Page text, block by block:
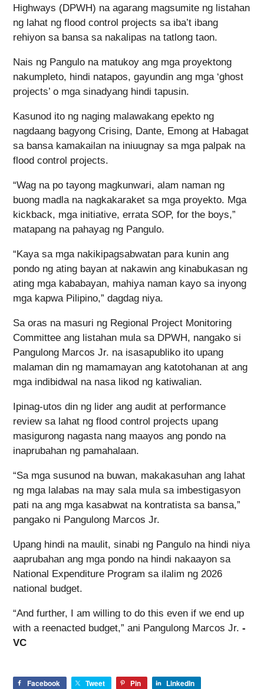
Highways (DPWH) na agarang magsumite ng listahan
ng lahat ng flood control projects sa iba’t ibang
rehiyon sa bansa sa nakalipas na tatlong taon.
Nais ng Pangulo na matukoy ang mga proyektong
nakumpleto, hindi natapos, gayundin ang mga ‘ghost
projects’ o mga sinadyang hindi tapusin.
Kasunod ito ng naging malawakang epekto ng
nagdaang bagyong Crising, Dante, Emong at Habagat
sa bansa kamakailan na iniuugnay sa mga palpak na
flood control projects.
“Wag na po tayong magkunwari, alam naman ng
buong madla na nagkakaraket sa mga proyekto. Mga
kickback, mga initiative, errata SOP, for the boys,”
matapang na pahayag ng Pangulo.
“Kaya sa mga nakikipagsabwatan para kunin ang
pondo ng ating bayan at nakawin ang kinabukasan ng
ating mga kababayan, mahiya naman kayo sa inyong
mga kapwa Pilipino,” dagdag niya.
Sa oras na masuri ng Regional Project Monitoring
Committee ang listahan mula sa DPWH, nangako si
Pangulong Marcos Jr. na isasapubliko ito upang
malaman din ng mamamayan ang katotohanan at ang
mga indibidwal na nasa likod ng katiwalian.
Ipinag-utos din ng lider ang audit at performance
review sa lahat ng flood control projects upang
masigurong nagasta nang maayos ang pondo na
inaprubahan ng pamahalaan.
“Sa mga susunod na buwan, makakasuhan ang lahat
ng mga lalabas na may sala mula sa imbestigasyon
pati na ang mga kasabwat na kontratista sa bansa,”
pangako ni Pangulong Marcos Jr.
Upang hindi na maulit, sinabi ng Pangulo na hindi niya
aaprubahan ang mga pondo na hindi nakaayon sa
National Expenditure Program sa ilalim ng 2026
national budget.
“And further, I am willing to do this even if we end up
with a reenacted budget,” ani Pangulong Marcos Jr. -
VC
Facebook Tweet Pin LinkedIn